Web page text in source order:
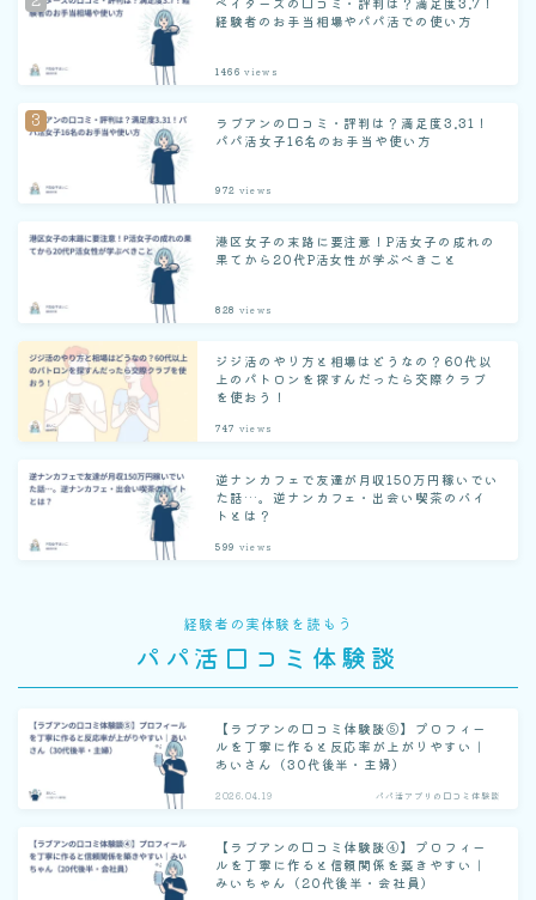
経験者のお手当相場やパパ活での使い方
1466 views
ラブアンの口コミ・評判は？満足度3.31！
パパ活女子16名のお手当や使い方
972 views
港区女子の末路に要注意！P活女子の成れの
果てから20代P活女性が学ぶべきこと
828 views
ジジ活のやり方と相場はどうなの？60代以
上のパトロンを探すんだったら交際クラブ
を使おう！
747 views
逆ナンカフェで友達が月収150万円稼いでい
た話…。逆ナンカフェ・出会い喫茶のバイ
トとは？
599 views
経験者の実体験を読もう
パパ活口コミ体験談
【ラブアンの口コミ体験談⑤】プロフィー
ルを丁寧に作ると反応率が上がりやすい｜
あいさん（30代後半・主婦）
2026.04.19 パパ活アプリの口コミ体験談
【ラブアンの口コミ体験談④】プロフィー
ルを丁寧に作ると信頼関係を築きやすい｜
みいちゃん（20代後半・会社員）